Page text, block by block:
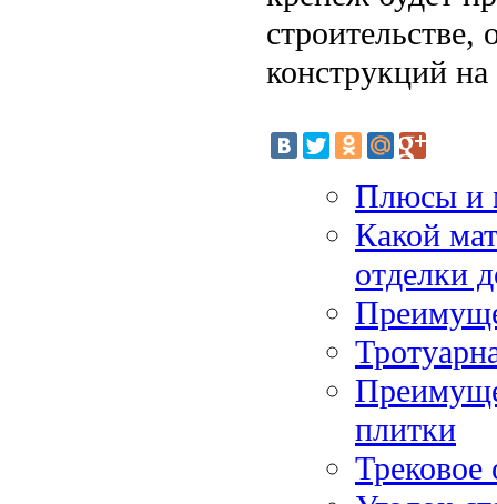
строительстве,
конструкций
Плюсы и
Какой
отделки
плитки
Трековое